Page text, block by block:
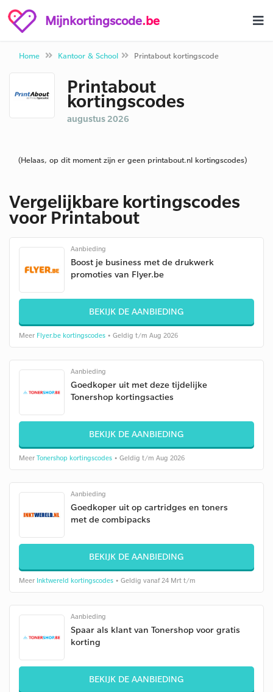
Mijnkortingscode.be
Home Kantoor & School Printabout kortingscode
Printabout
kortingscodes
augustus 2026
(Helaas, op dit moment zijn er geen printabout.nl kortingscodes)
Vergelijkbare kortingscodes
voor Printabout
Aanbieding
Boost je business met de drukwerk
promoties van Flyer.be
BEKIJK DE AANBIEDING
Meer Flyer.be kortingscodes • Geldig t/m Aug 2026
Aanbieding
Goedkoper uit met deze tijdelijke
Tonershop kortingsacties
BEKIJK DE AANBIEDING
Meer Tonershop kortingscodes • Geldig t/m Aug 2026
Aanbieding
Goedkoper uit op cartridges en toners
met de combipacks
BEKIJK DE AANBIEDING
Meer Inktwereld kortingscodes • Geldig vanaf 24 Mrt t/m
Aanbieding
Spaar als klant van Tonershop voor gratis
korting
BEKIJK DE AANBIEDING